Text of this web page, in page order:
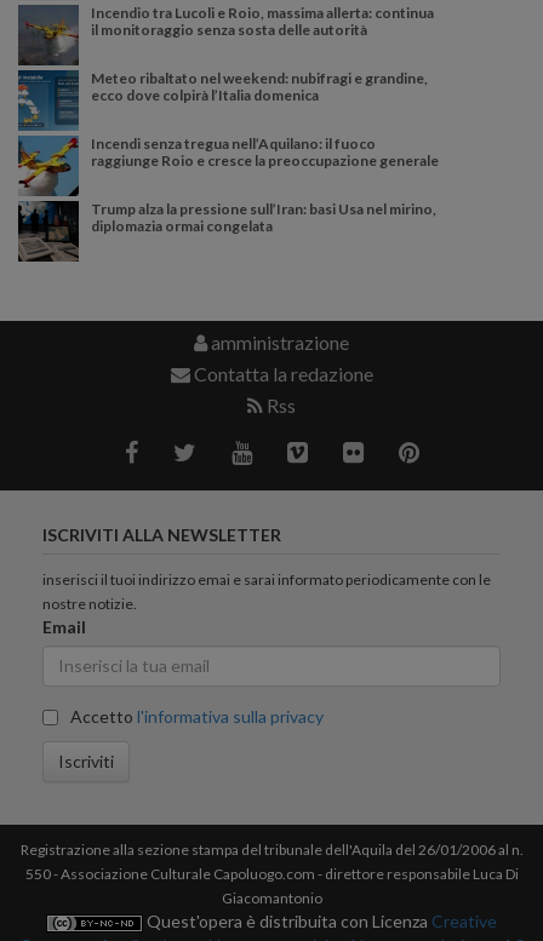
Incendio tra Lucoli e Roio, massima allerta: continua
il monitoraggio senza sosta delle autorità
Meteo ribaltato nel weekend: nubifragi e grandine,
ecco dove colpirà l’Italia domenica
Incendi senza tregua nell’Aquilano: il fuoco
raggiunge Roio e cresce la preoccupazione generale
Trump alza la pressione sull’Iran: basi Usa nel mirino,
diplomazia ormai congelata
amministrazione
Contatta la redazione
Rss
ISCRIVITI ALLA NEWSLETTER
inserisci il tuoi indirizzo emai e sarai informato periodicamente con le
nostre notizie.
Email
Accetto l'informativa sulla privacy
Iscriviti
Registrazione alla sezione stampa del tribunale dell'Aquila del 26/01/2006 al n.
550 - Associazione Culturale Capoluogo.com - direttore responsabile Luca Di
Giacomantonio
Quest'opera è distribuita con Licenza Creative